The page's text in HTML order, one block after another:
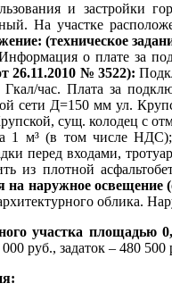
и застройки
На участке
(техническое
о плате за
26.11.2010 № 3522):
час. Плата за
сети Д=150 мм ул.
сущ. колодец с
1 м³ (в том числе
перед входами,
плотной
на наружное освещение
облика.
участка площадью
руб., задаток – 480